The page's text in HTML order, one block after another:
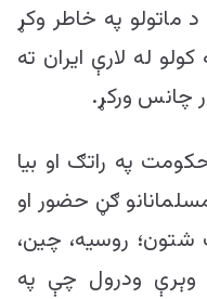
ماتولو په خاطر وکړ
له لارې ایران ته
چانس ورکړ.
په راتګ او بیا
ګڼ حضور او
شتون؛ روسیه، چین،
وېرې ودرول چې په